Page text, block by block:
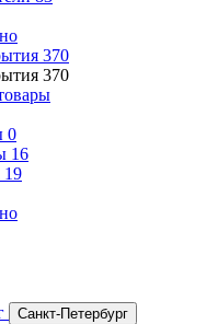
370
370
0
16
19
Санкт-Петербург